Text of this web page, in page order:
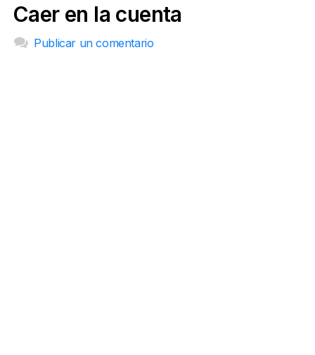
Caer en la cuenta
Publicar un comentario